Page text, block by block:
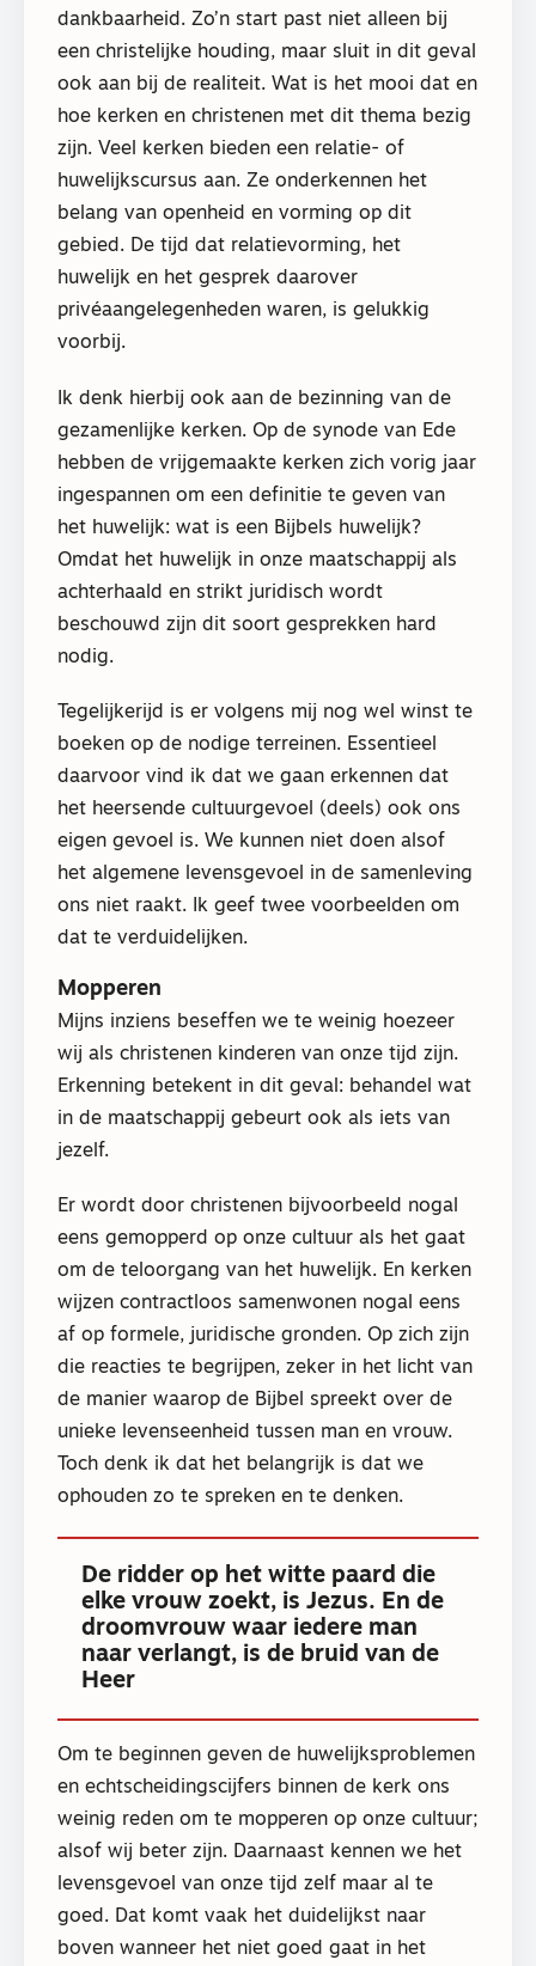
dankbaarheid. Zo’n start past niet alleen bij
een christelijke houding, maar sluit in dit geval
ook aan bij de realiteit. Wat is het mooi dat en
hoe kerken en christenen met dit thema bezig
zijn. Veel kerken bieden een relatie- of
huwelijkscursus aan. Ze onderkennen het
belang van openheid en vorming op dit
gebied. De tijd dat relatievorming, het
huwelijk en het gesprek daarover
privéaangelegenheden waren, is gelukkig
voorbij.
Ik denk hierbij ook aan de bezinning van de
gezamenlijke kerken. Op de synode van Ede
hebben de vrijgemaakte kerken zich vorig jaar
ingespannen om een definitie te geven van
het huwelijk: wat is een Bijbels huwelijk?
Omdat het huwelijk in onze maatschappij als
achterhaald en strikt juridisch wordt
beschouwd zijn dit soort gesprekken hard
nodig.
Tegelijkerijd is er volgens mij nog wel winst te
boeken op de nodige terreinen. Essentieel
daarvoor vind ik dat we gaan erkennen dat
het heersende cultuurgevoel (deels) ook ons
eigen gevoel is. We kunnen niet doen alsof
het algemene levensgevoel in de samenleving
ons niet raakt. Ik geef twee voorbeelden om
dat te verduidelijken.
Mopperen
Mijns inziens beseffen we te weinig hoezeer
wij als christenen kinderen van onze tijd zijn.
Erkenning betekent in dit geval: behandel wat
in de maatschappij gebeurt ook als iets van
jezelf.
Er wordt door christenen bijvoorbeeld nogal
eens gemopperd op onze cultuur als het gaat
om de teloorgang van het huwelijk. En kerken
wijzen contractloos samenwonen nogal eens
af op formele, juridische gronden. Op zich zijn
die reacties te begrijpen, zeker in het licht van
de manier waarop de Bijbel spreekt over de
unieke levenseenheid tussen man en vrouw.
Toch denk ik dat het belangrijk is dat we
ophouden zo te spreken en te denken.
De ridder op het witte paard die
elke vrouw zoekt, is Jezus. En de
droomvrouw waar iedere man
naar verlangt, is de bruid van de
Heer
Om te beginnen geven de huwelijksproblemen
en echtscheidingscijfers binnen de kerk ons
weinig reden om te mopperen op onze cultuur;
alsof wij beter zijn. Daarnaast kennen we het
levensgevoel van onze tijd zelf maar al te
goed. Dat komt vaak het duidelijkst naar
boven wanneer het niet goed gaat in het